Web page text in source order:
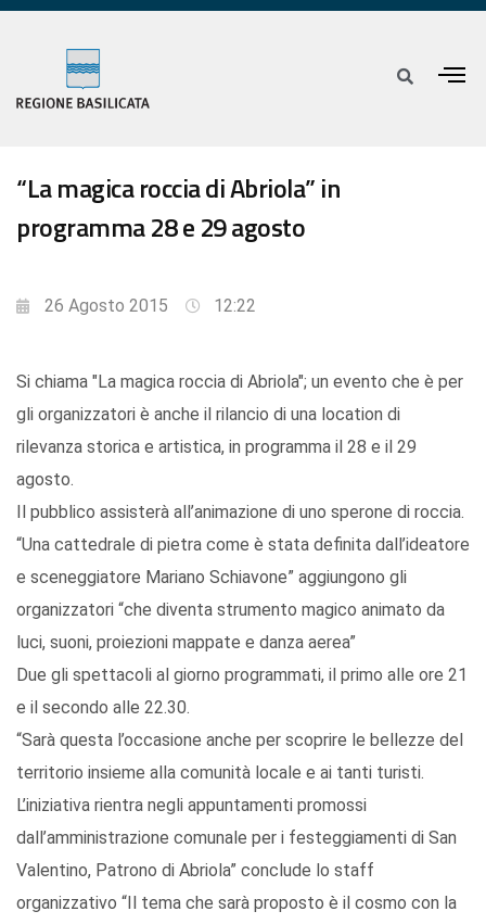
“La magica roccia di Abriola” in
programma 28 e 29 agosto
26 Agosto 2015 12:22
Si chiama "La magica roccia di Abriola"; un evento che è per
gli organizzatori è anche il rilancio di una location di
rilevanza storica e artistica, in programma il 28 e il 29
agosto.
Il pubblico assisterà all’animazione di uno sperone di roccia.
“Una cattedrale di pietra come è stata definita dall’ideatore
e sceneggiatore Mariano Schiavone” aggiungono gli
organizzatori “che diventa strumento magico animato da
luci, suoni, proiezioni mappate e danza aerea”
Due gli spettacoli al giorno programmati, il primo alle ore 21
e il secondo alle 22.30.
“Sarà questa l’occasione anche per scoprire le bellezze del
territorio insieme alla comunità locale e ai tanti turisti.
L’iniziativa rientra negli appuntamenti promossi
dall’amministrazione comunale per i festeggiamenti di San
Valentino, Patrono di Abriola” conclude lo staff
organizzativo “Il tema che sarà proposto è il cosmo con la